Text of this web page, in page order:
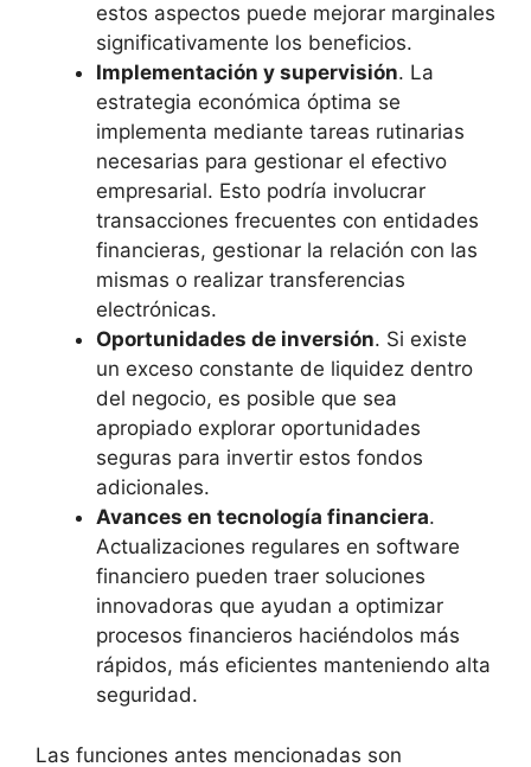
estos aspectos puede mejorar marginales
significativamente los beneficios.
Implementación y supervisión. La
estrategia económica óptima se
implementa mediante tareas rutinarias
necesarias para gestionar el efectivo
empresarial. Esto podría involucrar
transacciones frecuentes con entidades
financieras, gestionar la relación con las
mismas o realizar transferencias
electrónicas.
Oportunidades de inversión. Si existe
un exceso constante de liquidez dentro
del negocio, es posible que sea
apropiado explorar oportunidades
seguras para invertir estos fondos
adicionales.
Avances en tecnología financiera.
Actualizaciones regulares en software
financiero pueden traer soluciones
innovadoras que ayudan a optimizar
procesos financieros haciéndolos más
rápidos, más eficientes manteniendo alta
seguridad.
Las funciones antes mencionadas son